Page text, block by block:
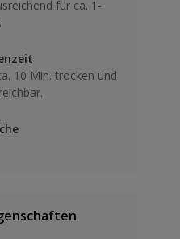
für ca. 1-
10 Min. trocken und